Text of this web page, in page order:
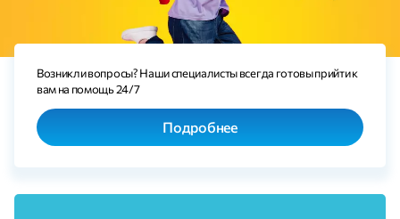
Возникли вопросы? Наши специалисты всегда готовы прийти к
вам на помощь 24/7
Подробнее